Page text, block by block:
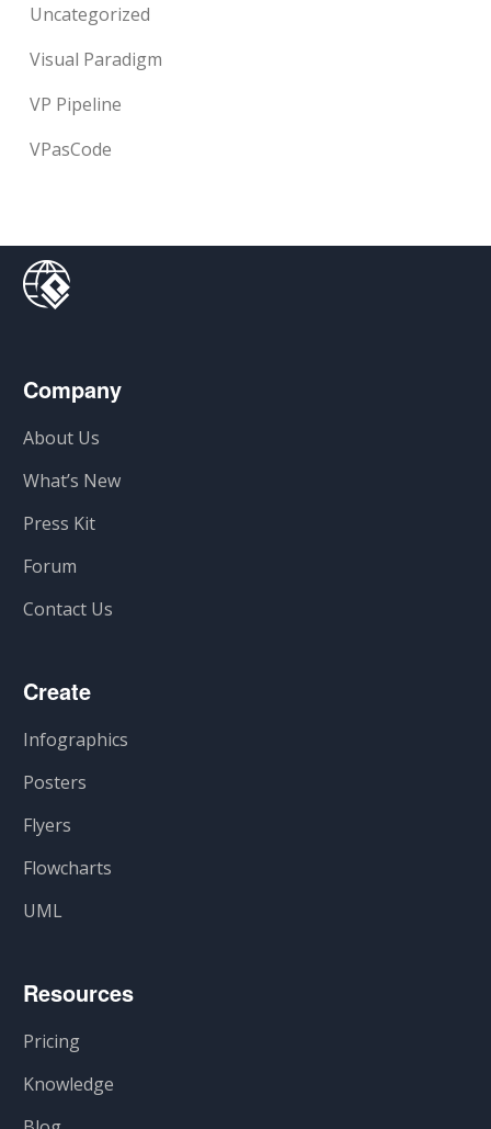
Uncategorized
Visual Paradigm
VP Pipeline
VPasCode
Company
About Us
What’s New
Press Kit
Forum
Contact Us
Create
Infographics
Posters
Flyers
Flowcharts
UML
Resources
Pricing
Knowledge